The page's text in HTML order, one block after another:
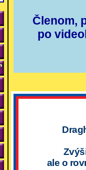
Členom,
po
ale o